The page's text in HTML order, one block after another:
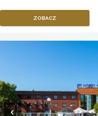
ZOBACZ